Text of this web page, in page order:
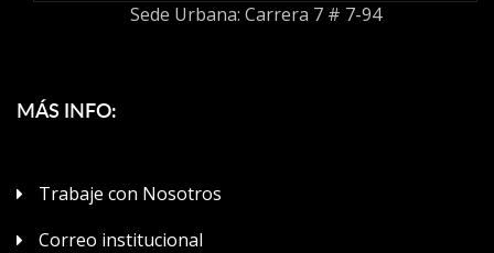
Sede Urbana: Carrera 7 # 7-94
MÁS INFO:
Trabaje con Nosotros
Correo institucional